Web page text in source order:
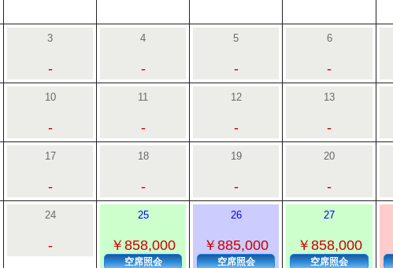
3
-
4
-
5
-
6
-
10
-
11
-
12
-
13
-
17
-
18
-
19
-
20
-
24
-
25
￥858,000
空席照会
26
￥885,000
空席照会
27
￥858,000
空席照会